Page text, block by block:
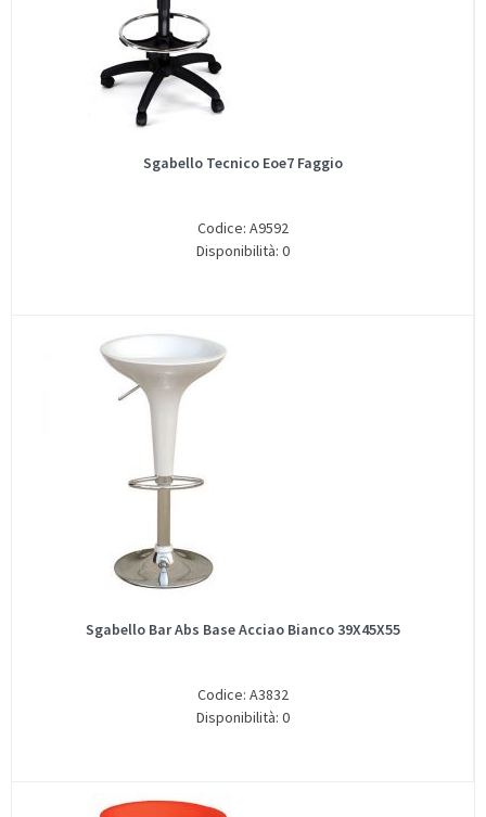
Sgabello Tecnico Eoe7 Faggio
Codice: A9592
Disponibilità: 0
Sgabello Bar Abs Base Acciao Bianco 39X45X55
Codice: A3832
Disponibilità: 0